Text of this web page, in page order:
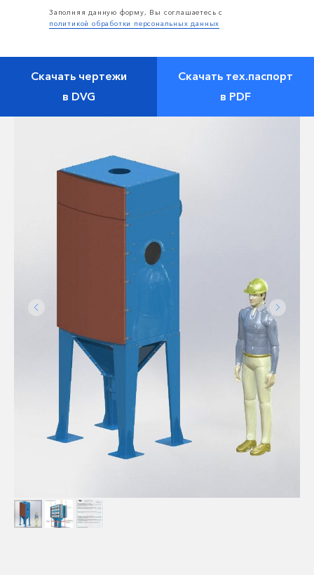
Заполняя данную форму, Вы соглашаетесь с
политикой обработки персональных данных
Скачать тех.паспорт
в PDF
Скачать чертежи
в DVG